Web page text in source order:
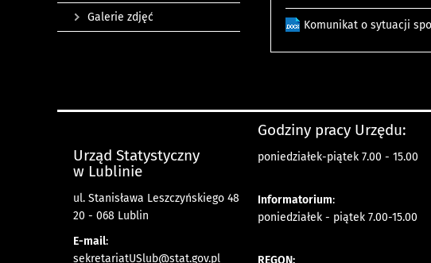
Komunikat o sytuacji
Galerie zdjęć
Urząd Statystyczny
w Lublinie
ul. Stanisława Leszczyńskiego 48
20 - 068 Lublin
E-mail:
sekretariatUSlub@stat.gov.pl
Godziny pracy Urzędu:
poniedziałek-piątek 7.00 - 15.00
Informatorium:
poniedziałek - piątek 7.00-15.00